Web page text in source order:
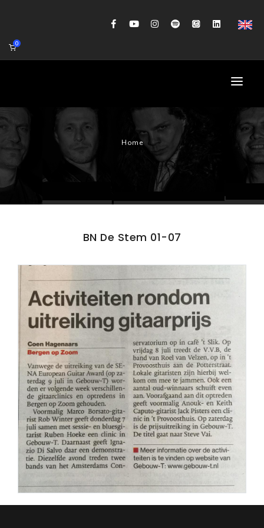
0
BIOGRAFIE
GITAARWORKSHOP
PERS
COLUMNS
MEDIA
NIEUWS
GEAR
PRESSKIT
CONTACT
Home
BN De Stem 01-07